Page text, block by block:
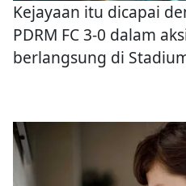
Kejayaan itu dicapai
PDRM FC 3-0 dalam
berlangsung di